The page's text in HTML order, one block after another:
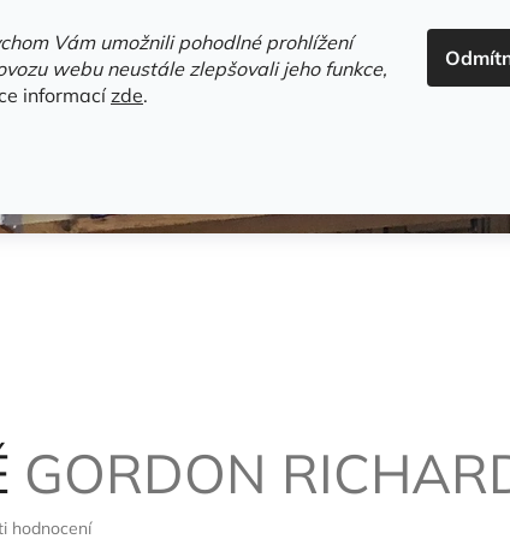
Vám umožnili pohodlné prohlížení
webu neustále zlepšovali jeho funkce,
informacízde.
HLEDAT
GORDON
hodnocení